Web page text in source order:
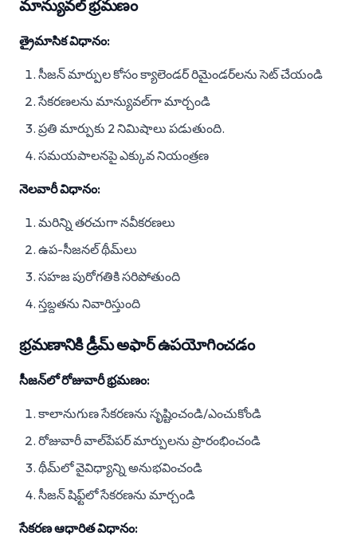
మాన్యువల్ భ్రమణం
త్రైమాసిక విధానం:
సీజన్ మార్పుల కోసం క్యాలెండర్ రిమైండర్‌లను సెట్ చేయండి
సేకరణలను మాన్యువల్‌గా మార్చండి
ప్రతి మార్పుకు 2 నిమిషాలు పడుతుంది.
సమయపాలనపై ఎక్కువ నియంత్రణ
నెలవారీ విధానం:
మరిన్ని తరచుగా నవీకరణలు
ఉప-సీజనల్ థీమ్‌లు
సహజ పురోగతికి సరిపోతుంది
స్తబ్దతను నివారిస్తుంది
భ్రమణానికి డ్రీమ్ అఫార్ ఉపయోగించడం
సీజన్‌లో రోజువారీ భ్రమణం:
కాలానుగుణ సేకరణను సృష్టించండి/ఎంచుకోండి
రోజువారీ వాల్‌పేపర్ మార్పులను ప్రారంభించండి
థీమ్‌లో వైవిధ్యాన్ని అనుభవించండి
సీజన్ షిఫ్ట్‌లో సేకరణను మార్చండి
సేకరణ ఆధారిత విధానం: